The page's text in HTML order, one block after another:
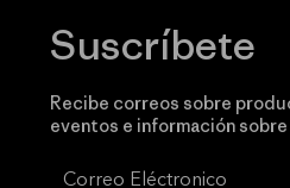
Suscríbete
Recibe correos sobre
eventos e información